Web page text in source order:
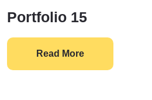
Portfolio 15
Read More